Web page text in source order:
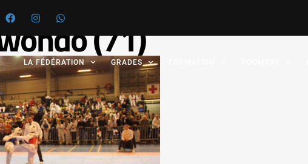
LA FÉDÉRATION GRADES
(71)